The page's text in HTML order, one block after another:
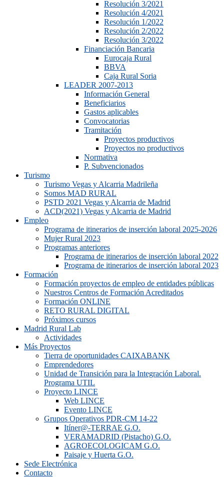
Resolución 3/2021
Resolución 4/2021
Resolución 1/2022
Resolución 2/2022
Resolución 3/2022
Financiación Bancaria
Eurocaja Rural
BBVA
Caja Rural Soria
LEADER 2007-2013
Información General
Beneficiarios
Gastos aplicables
Convocatorias
Tramitación
Proyectos productivos
Proyectos no productivos
Normativa
P. Subvencionados
Turismo
Turismo Vegas y Alcarria Madrileña
Somos MAD RURAL
PSTD 2021 Vegas y Alcarria de Madrid
ACD(2021) Vegas y Alcarria de Madrid
Empleo
Programa de itinerarios de inserción laboral 2025-2026
Mujer Rural 2023
Programas anteriores
Programa de itinerarios de inserción laboral 2022
Programa de itinerarios de inserción laboral 2023
Formación
Formación proyectos de empleo de entidades públicas
Nuestros Centros de Formación Acreditados
Formación ONLINE
RETO RURAL DIGITAL
Próximos cursos
Madrid Rural Lab
Actividades
Más Proyectos
Tierra de oportunidades CAIXABANK
Emprendedores
Unidad de Transición para la Integración Laboral.
Programa UTIL
Proyecto LINCE
Web LINCE
Evento LINCE
Grupos Operativos PDR-CM 14-22
Itíner@-TERRAE G.O.
VERAMADRID (Pistacho) G.O.
AGROECOLOGICAM G.O.
Paisaje y Huerta G.O.
Sede Electrónica
Contacto